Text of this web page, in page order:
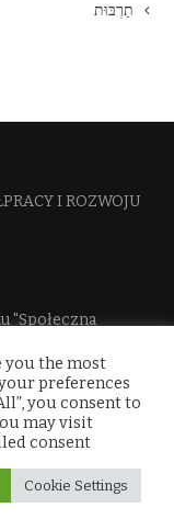
תַרְבּוּת
I ROZWOJU​
"Społeczna
you the most
preferences
you consent to
may visit
consent.
Cookie Settings